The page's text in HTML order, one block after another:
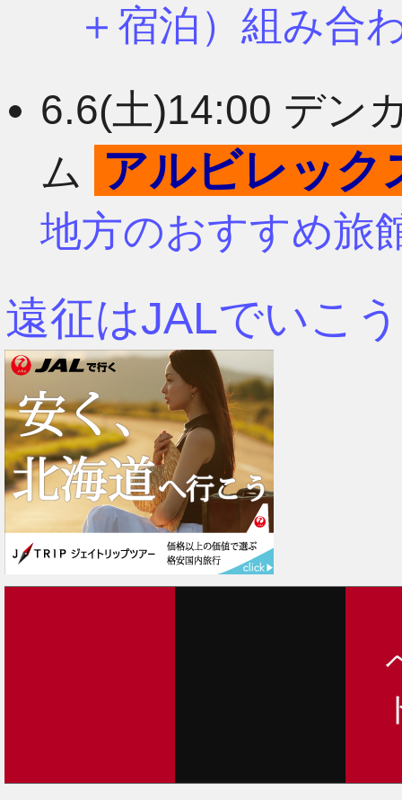
＋宿泊）組み合
6.6(土)14:00 デン
ム
アルビレック
地方のおすすめ旅
遠征はJALでいこう